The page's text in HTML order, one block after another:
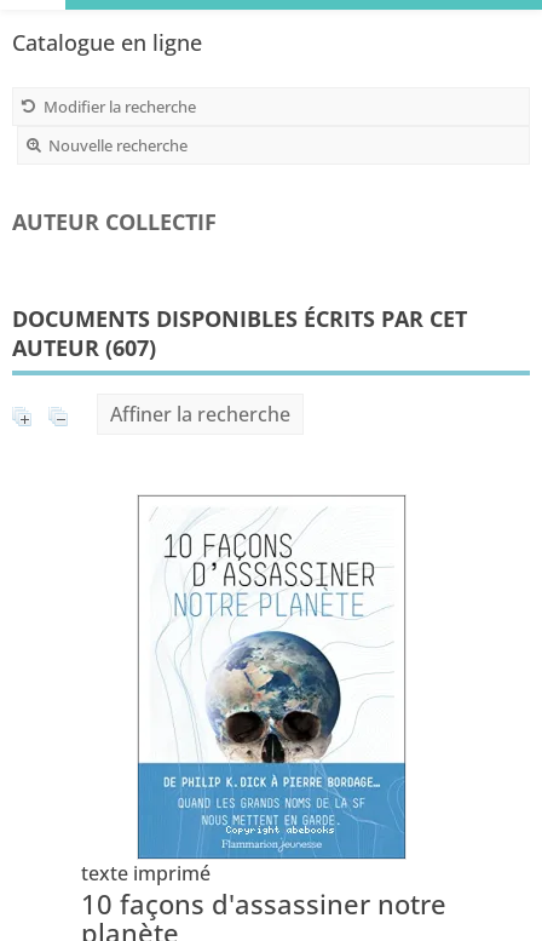
Catalogue en ligne
Modifier la recherche
Nouvelle recherche
AUTEUR COLLECTIF
DOCUMENTS DISPONIBLES ÉCRITS PAR CET
AUTEUR (607)
Affiner la recherche
texte imprimé
10 façons d'assassiner notre
planète